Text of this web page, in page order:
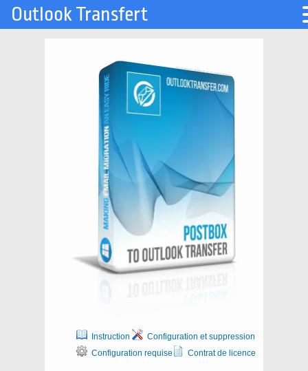
Instruction
Configuration et suppression
Configuration requise
Contrat de licence
Outlook Transfert